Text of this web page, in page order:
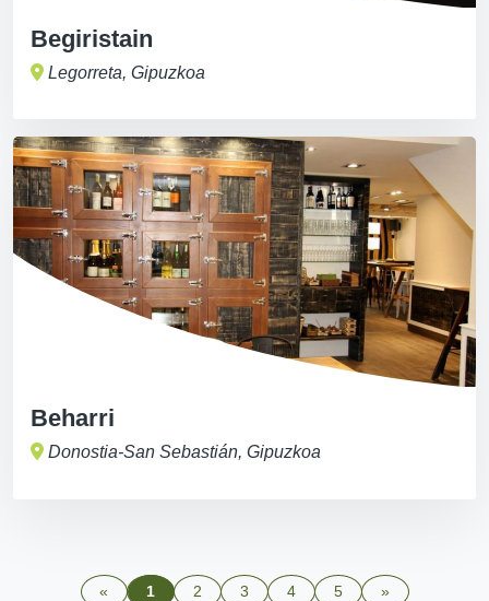
Begiristain
Legorreta, Gipuzkoa
Beharri
Donostia-San Sebastián, Gipuzkoa
« 1 2 3 4 5 »